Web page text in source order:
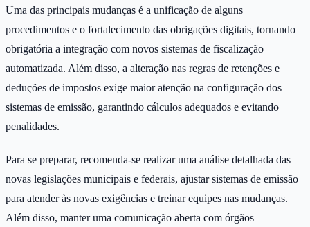
Uma das principais mudanças é a unificação de alguns
procedimentos e o fortalecimento das obrigações digitais, tornando
obrigatória a integração com novos sistemas de fiscalização
automatizada. Além disso, a alteração nas regras de retenções e
deduções de impostos exige maior atenção na configuração dos
sistemas de emissão, garantindo cálculos adequados e evitando
penalidades.
Para se preparar, recomenda-se realizar uma análise detalhada das
novas legislações municipais e federais, ajustar sistemas de emissão
para atender às novas exigências e treinar equipes nas mudanças.
Além disso, manter uma comunicação aberta com órgãos